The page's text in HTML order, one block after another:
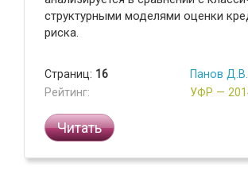
структурными моделями оценки
риска.
Страниц: 16
Рейтинг:
Панов Д.В.
УФР —
Читать